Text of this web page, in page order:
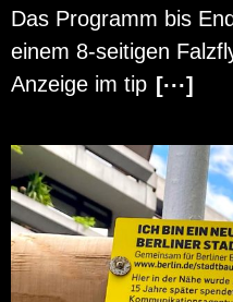
Das Pro­gramm bis
einem 8-sei­ti­gen
An­zei­ge im tip [···]